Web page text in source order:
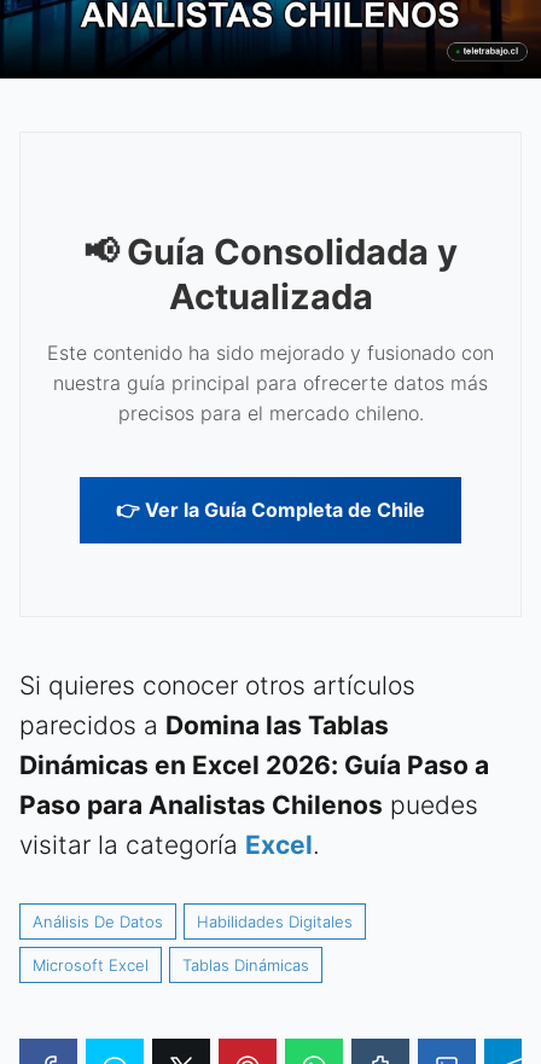
📢 Guía Consolidada y
Actualizada
Este contenido ha sido mejorado y fusionado con
nuestra guía principal para ofrecerte datos más
precisos para el mercado chileno.
👉 Ver la Guía Completa de Chile
Si quieres conocer otros artículos
parecidos a Domina las Tablas
Dinámicas en Excel 2026: Guía Paso a
Paso para Analistas Chilenos puedes
visitar la categoría Excel.
Análisis De Datos Habilidades Digitales
Microsoft Excel Tablas Dinámicas